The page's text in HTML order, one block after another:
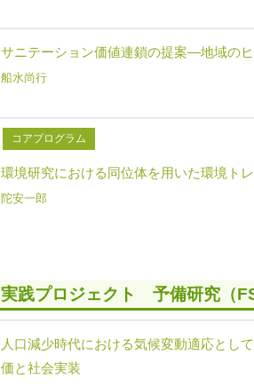
サニテーション価値連鎖の提案―地域の
船水尚行
コアプログラム
環境研究における同位体を用いた環境ト
陀安一郎
実践プロジェクト 予備研究（FS
人口減少時代における気候変動適応とし
価と社会実装